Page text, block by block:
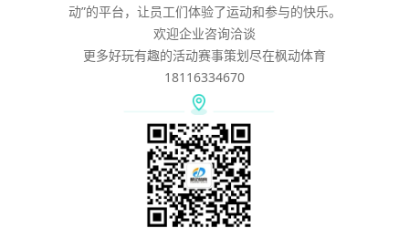
动”的平台，让员工们体验了运动和参与的快乐。
欢迎企业咨询洽谈
更多好玩有趣的活动赛事策划尽在枫动体育
18116334670